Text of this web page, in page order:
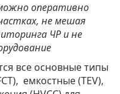
оперативно
не мешая
ЧР и не
все основные типы
емкостные (TEV),